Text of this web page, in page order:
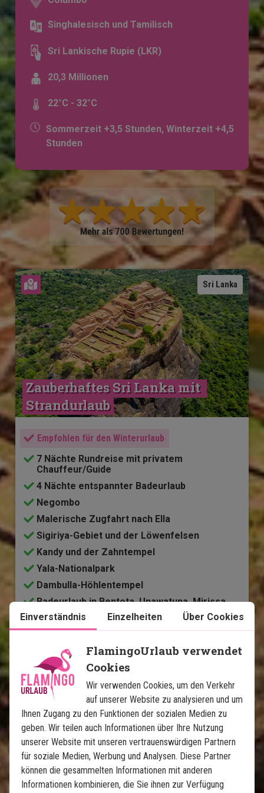
Singhalesisch und Tamilisch
Sri Lankische Rupie (LKR)
20,3 Millionen
22°C - 32°C
Sommerzeit +3,5 Stunden, Winterzeit +4,5
Stunden
Sri Lanka
Karte ansehen
Zauberhaftes Sri Lanka mit
Strandurlaub
Empfohlen für den Winterurlaub
7 Nächte Rundreise mit privatem
Chauffeur/Guide
4 Nächte entspannter Badeurlaub
Negombo
Malerische Zugfahrt nach Ella
Sigiriya-Gebiet und der Löwenfelsen
Kandy und der Zahntempel
Yala-Nationalpark
Dambulla-Höhlentempel
Badeurlaub in Bentota, Unawatuna, Mirissa
oder Dickwella
Im Preis inklusive
14 Tage
Preis pr.
Person ab 1.650€ Mehr lesen
Sri Lanka
Karte ansehen
Einverständnis Einzelheiten Über Cookies
FlamingoUrlaub verwendet
Cookies
Wir verwenden Cookies, um den Verkehr
auf unserer Website zu analysieren und um
Ihnen Zugang zu den Funktionen der sozialen Medien zu
geben. Wir teilen auch Informationen über Ihre Nutzung
unserer Website mit unseren vertrauenswürdigen Partnern
für soziale Medien, Werbung und Analysen. Diese Partner
können die gesammelten Informationen mit anderen
Informationen kombinieren, die Sie ihnen zur Verfügung